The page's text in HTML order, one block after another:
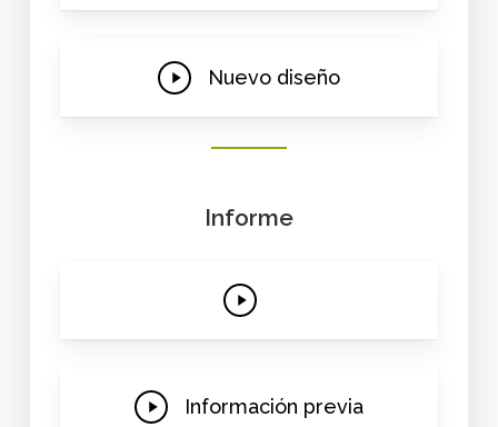
Play
Nuevo diseño
Informe
Play
Play
Información previa